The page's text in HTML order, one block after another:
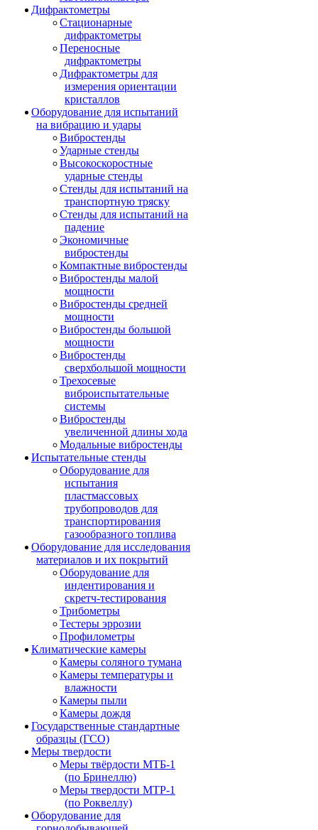
Дифрактометры
Стационарные
дифрактометры
Переносные
дифрактометры
Дифрактометры для
измерения ориентации
кристаллов
Оборудование для испытаний
на вибрацию и удары
Вибростенды
Ударные стенды
Высокоскоростные
ударные стенды
Стенды для испытаний на
транспортную тряску
Стенды для испытаний на
падение
Экономичные
вибростенды
Компактные вибростенды
Вибростенды малой
мощности
Вибростенды средней
мощности
Вибростенды большой
мощности
Вибростенды
сверхбольшой мощности
Трехосевые
виброиспытательные
системы
Вибростенды
увеличенной длины хода
Модальные вибростенды
Испытательные стенды
Оборудование для
испытания
пластмассовых
трубопроводов для
транспортирования
газообразного топлива
Оборудование для исследования
материалов и их покрытий
Оборудование для
индентирования и
скретч-тестирования
Трибометры
Тестеры эррозии
Профилометры
Климатические камеры
Камеры соляного тумана
Камеры температуры и
влажности
Камеры пыли
Камеры дождя
Государственные стандартные
образцы (ГСО)
Меры твердости
Меры твёрдости МТБ-1
(по Бринеллю)
Меры твердости МТР-1
(по Роквеллу)
Оборудование для